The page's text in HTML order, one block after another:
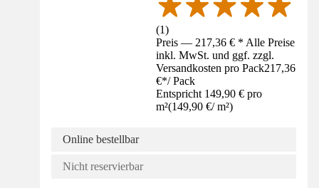
(1)
Preis — 217,36 € * Alle Preise
inkl. MwSt. und ggf. zzgl.
Versandkosten pro Pack217,36
€*/ Pack
Entspricht 149,90 € pro
m²(149,90 €/ m²)
Online bestellbar
Nicht reservierbar